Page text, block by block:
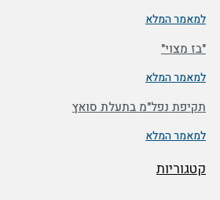
למאמר המלא
"בז מצוי"
למאמר המלא
תקיפת נפל"מ בתעלת סואץ
למאמר המלא
קטגוריות